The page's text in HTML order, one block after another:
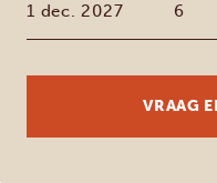
1 dec. 2027 6
VRAAG